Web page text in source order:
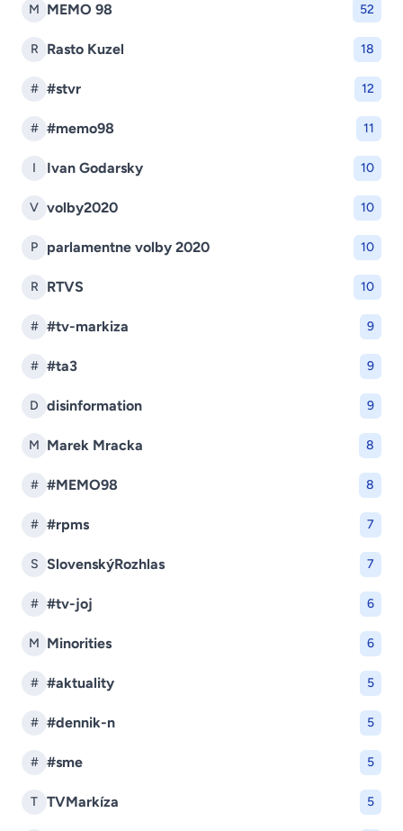
M MEMO 98 52
R Rasto Kuzel 18
# #stvr 12
# #memo98 11
I Ivan Godarsky 10
V volby2020 10
P parlamentne volby 2020 10
R RTVS 10
# #tv-markiza 9
# #ta3 9
D disinformation 9
M Marek Mracka 8
# #MEMO98 8
# #rpms 7
S SlovenskýRozhlas 7
# #tv-joj 6
M Minorities 6
# #aktuality 5
# #dennik-n 5
# #sme 5
T TVMarkíza 5